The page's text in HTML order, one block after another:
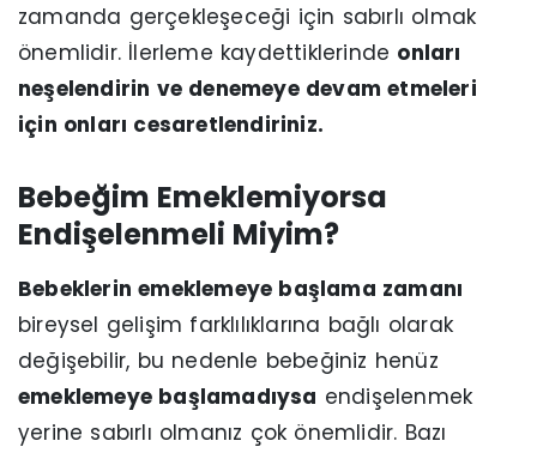
zamanda gerçekleşeceği için sabırlı olmak
önemlidir. İlerleme kaydettiklerinde onları
neşelendirin ve denemeye devam etmeleri
için onları cesaretlendiriniz.
Bebeğim Emeklemiyorsa
Endişelenmeli Miyim?
Bebeklerin emeklemeye başlama zamanı
bireysel gelişim farklılıklarına bağlı olarak
değişebilir, bu nedenle bebeğiniz henüz
emeklemeye başlamadıysa endişelenmek
yerine sabırlı olmanız çok önemlidir. Bazı